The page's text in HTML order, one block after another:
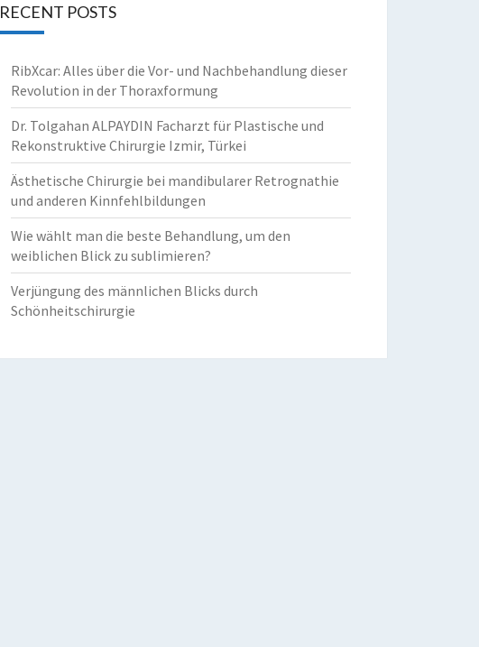
RECENT POSTS
RibXcar: Alles über die Vor- und Nachbehandlung dieser
Revolution in der Thoraxformung
Dr. Tolgahan ALPAYDIN Facharzt für Plastische und
Rekonstruktive Chirurgie Izmir, Türkei
Ästhetische Chirurgie bei mandibularer Retrognathie
und anderen Kinnfehlbildungen
Wie wählt man die beste Behandlung, um den
weiblichen Blick zu sublimieren?
Verjüngung des männlichen Blicks durch
Schönheitschirurgie